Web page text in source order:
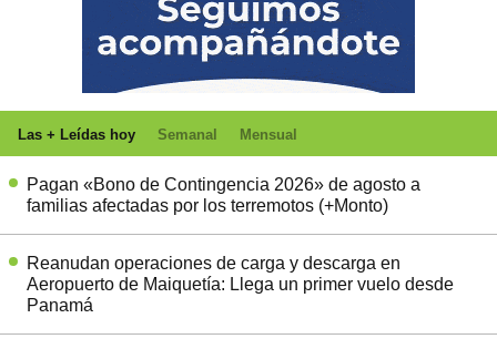
Las + Leídas hoy Semanal Mensual
Pagan «Bono de Contingencia 2026» de agosto a
familias afectadas por los terremotos (+Monto)
Reanudan operaciones de carga y descarga en
Aeropuerto de Maiquetía: Llega un primer vuelo desde
Panamá